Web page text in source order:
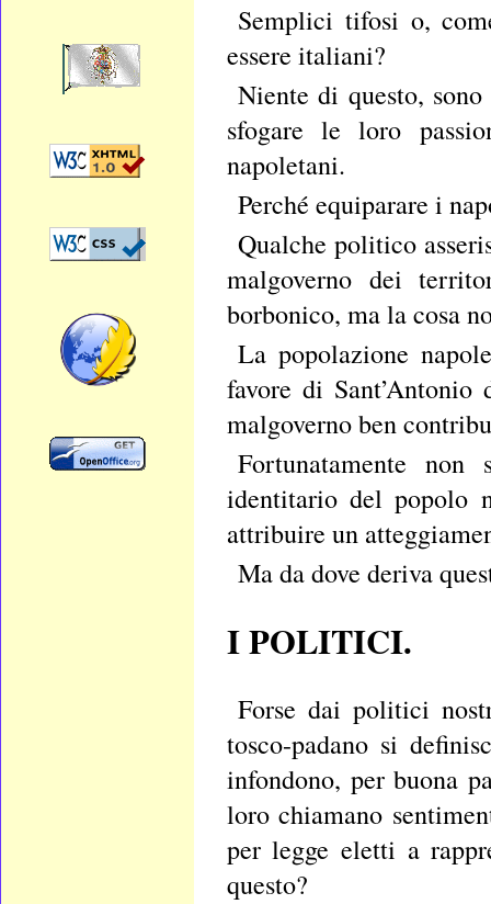
Semplici tifosi o,
essere italiani?
Niente di questo,
sfogare le loro
napoletani.
Perché equiparare i
Qualche politico
malgoverno dei
borbonico, ma la cosa
La popolazione
favore di
malgoverno ben
Fortunatamente
identitario del popolo
attribuire un
Ma da dove deriva
I POLITICI.
Forse dai politici
tosco-padano si
infondono, per buona
loro chiamano
per legge eletti a
questo?